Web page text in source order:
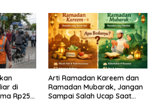
di
Rp25
Arti Ramadan Kareem dan
Ramadan Mubarak, Jangan
Sampai Salah Ucap Saat